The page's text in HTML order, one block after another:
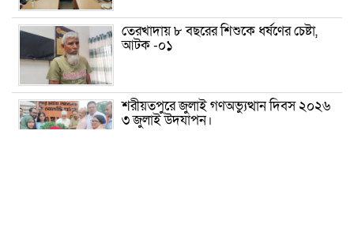
তেরখাদায় ৮ বছরের শিশুকে ধর্ষণের চেষ্টা,
আটক -০১
শরীয়তপুরে জুলাই গণঅভ্যুত্থান দিবস ২০২৬
৩ জুলাই উদযাপন।